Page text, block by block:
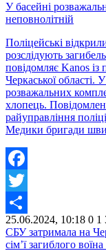
У басейні
неповнолітній
Поліцейські
розслідують
повідомляє Kanos із
Черкаської області.
розважальних
хлопець.
райуправління
Медики бригади
Facebook
Twitter
Share
25.06.2024, 10:18 0 1
СБУ затримала на
сім’ї загиблого